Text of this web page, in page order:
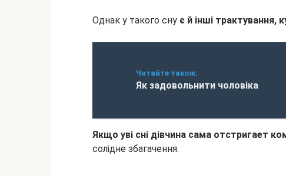
Однак у такого сну є й інші трактування,
Читайте також:
Як задовольнити чоловіка
Якщо уві сні дівчина сама отстригает
солідне збагачення.